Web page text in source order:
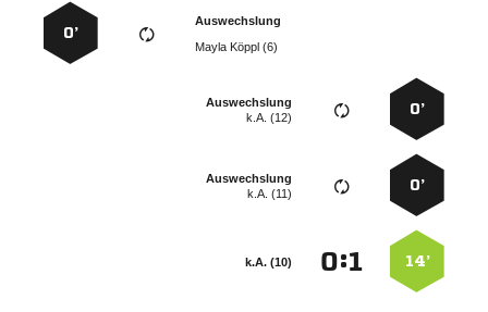
Auswechslung
  
0’
0’
Auswechslung
k.A. (12)
0’
Auswechslung
k.A. (11)
14’
:
k.A. (10)